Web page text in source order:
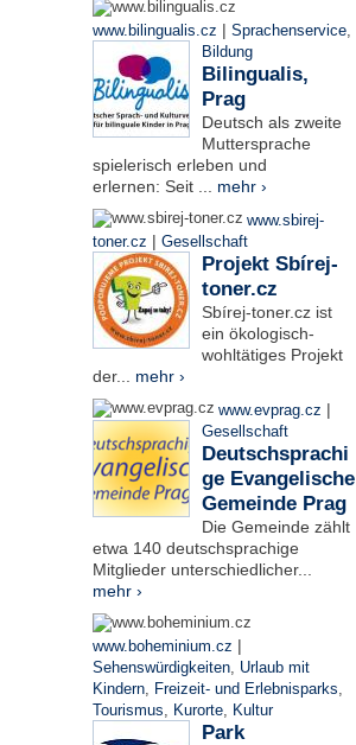
www.bilingualis.cz | Sprachenservice,
Bildung
Bilingualis,
Prag
Deutsch als zweite
Muttersprache
spielerisch erleben und
erlernen: Seit ... mehr ›
www.sbirej-
toner.cz | Gesellschaft
Projekt Sbírej-
toner.cz
Sbírej-toner.cz ist
ein ökologisch-
wohltätiges Projekt
der... mehr ›
www.evprag.cz |
Gesellschaft
Deutschsprachi
ge Evangelische
Gemeinde Prag
Die Gemeinde zählt
etwa 140 deutschsprachige
Mitglieder unterschiedlicher...
mehr ›
www.boheminium.cz |
Sehenswürdigkeiten, Urlaub mit
Kindern, Freizeit- und Erlebnisparks,
Tourismus, Kurorte, Kultur
Park